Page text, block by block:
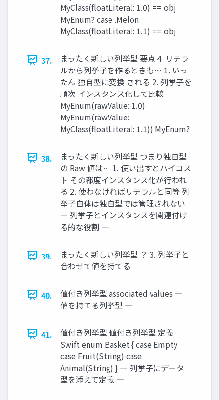
MyClass(floatLiteral: 1.0) == obj
MyEnum? case .Melon
MyClass(floatLiteral: 1.1) == obj
37.
まったく新しい列挙型 要点４ リテラ
ルから列挙子を作るときも… 1. いっ
たん 独自型に変換 される 2. 列挙子を
順次 インスタンス化して比較
MyEnum(rawValue: 1.0)
MyEnum(rawValue:
MyClass(floatLiteral: 1.1)) MyEnum?
38.
まったく新しい列挙型 つまり独自型
の Raw 値は… 1. 使い出すとハイコス
ト その都度インスタンス化が行われ
る 2. 使わなければリテラルと同等 列
挙子自体は独自型では管理されない
― 列挙子とインスタンスを関連付け
る的な役割 ―
39.
まったく新しい列挙型 ？ 3. 列挙子と
合わせて値を持てる
40.
値付き列挙型 associated values ―
値を持てる列挙型 ―
41.
値付き列挙型 値付き列挙型 定義
Swift enum Basket { case Empty
case Fruit(String) case
Animal(String) } ― 列挙子にデータ
型を添えて定義 ―